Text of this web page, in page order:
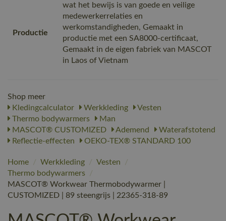
Productie
wat het bewijs is van goede en veilige
medewerkerrelaties en
werkomstandigheden, Gemaakt in
productie met een SA8000-certificaat,
Gemaakt in de eigen fabriek van MASCOT
in Laos of Vietnam
Shop meer
Kledingcalculator
Werkkleding
Vesten
Thermo bodywarmers
Man
MASCOT® CUSTOMIZED
Ademend
Waterafstotend
Reflectie-effecten
OEKO-TEX® STANDARD 100
Home / Werkkleding / Vesten
/
Thermo bodywarmers
/
MASCOT® Workwear Thermobodywarmer |
CUSTOMIZED | 89 steengrijs | 22365-318-89